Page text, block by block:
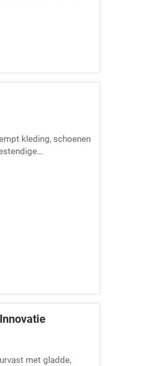
kleding, schoenen
met gladde,